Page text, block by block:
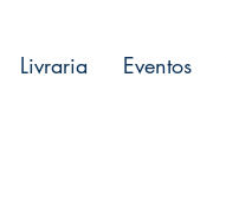
Livraria Eventos